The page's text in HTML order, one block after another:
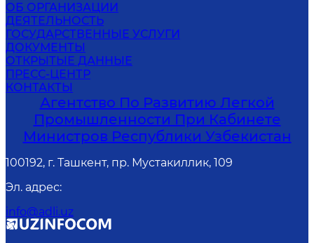
ОБ ОРГАНИЗАЦИИ
ДЕЯТЕЛЬНОСТЬ
ГОСУДАРСТВЕННЫЕ УСЛУГИ
ДОКУМЕНТЫ
ОТКРЫТЫЕ ДАННЫЕ
ПРЕСС-ЦЕНТР
КОНТАКТЫ
Агентство По Развитию Легкой
Промышленности При Кабинете
Министров Республики Узбекистан
100192, г. Ташкент, пр. Мустакиллик, 109
Эл. адрес:
info@adli.uz